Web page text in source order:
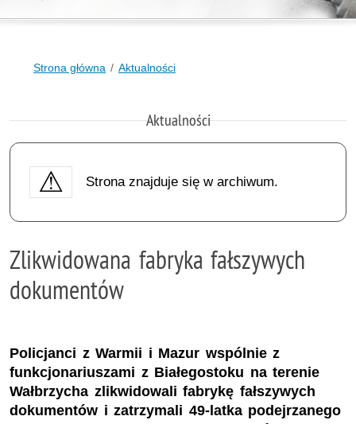
Strona główna Aktualności
Aktualności
Strona znajduje się w archiwum.
Zlikwidowana fabryka fałszywych
dokumentów
Policjanci z Warmii i Mazur wspólnie z
funkcjonariuszami z Białegostoku na terenie
Wałbrzycha zlikwidowali fabrykę fałszywych
dokumentów i zatrzymali 49-latka podejrzanego